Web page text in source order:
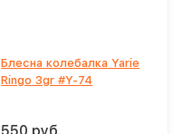
Блесна колебалка Yarie
Ringo 3gr #Y-74